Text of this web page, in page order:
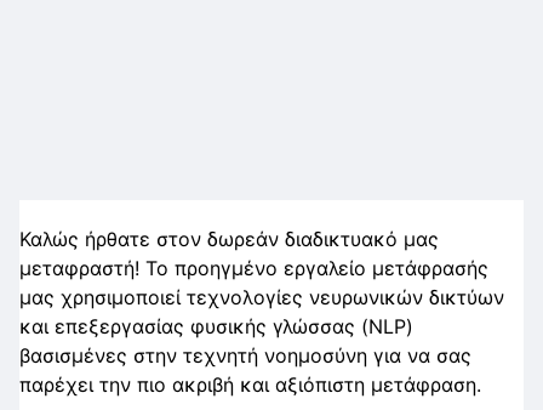
Καλώς ήρθατε στον δωρεάν διαδικτυακό μας
μεταφραστή! Το προηγμένο εργαλείο μετάφρασής
μας χρησιμοποιεί τεχνολογίες νευρωνικών δικτύων
και επεξεργασίας φυσικής γλώσσας (NLP)
βασισμένες στην τεχνητή νοημοσύνη για να σας
παρέχει την πιο ακριβή και αξιόπιστη μετάφραση.